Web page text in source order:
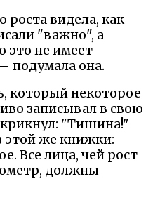
роста видела, как
"важно", а
это не имеет
подумала она.
который некоторое
записывал в свою
"Тишина!"
этой же книжки:
Все лица, чей рост
должны